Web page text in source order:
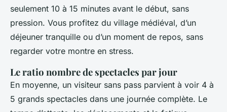
seulement 10 à 15 minutes avant le début, sans
pression. Vous profitez du village médiéval, d’un
déjeuner tranquille ou d’un moment de repos, sans
regarder votre montre en stress.
Le ratio nombre de spectacles par jour
En moyenne, un visiteur sans pass parvient à voir 4 à
5 grands spectacles dans une journée complète. Le